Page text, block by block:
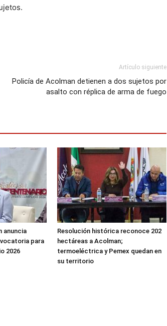
Artículo siguiente
Policía de Acolman detienen a dos sujetos por
asalto con réplica de arma de fuego
anuncia
para
2026
Resolución histórica reconoce 202
hectáreas a Acolman;
termoeléctrica y Pemex quedan en
su territorio